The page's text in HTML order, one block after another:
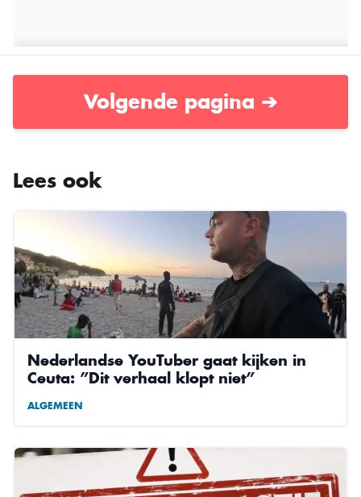
Volgende pagina ➔
Lees ook
Nederlandse YouTuber gaat kijken in
Ceuta: ”Dit verhaal klopt niet”
ALGEMEEN